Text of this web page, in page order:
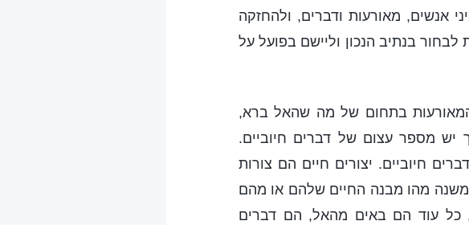
אנשים, מאורעות ודברים, ולהחזקה
בנתיב הנכון וליישם בפועל על
בתחום של מה שהאל ברא,
יש מספר עצום של דברים חיוביים.
חיוביים. יצורים חיים הם צורות
משנה מהו מבנה החיים שלהם או מהם
כל עוד הם באים מהאל, הם דברים